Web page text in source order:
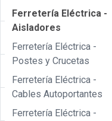
Ferretería Eléctrica -
Aisladores
Ferretería Eléctrica -
Postes y Crucetas
Ferretería Eléctrica -
Cables Autoportantes
Ferretería Eléctrica -